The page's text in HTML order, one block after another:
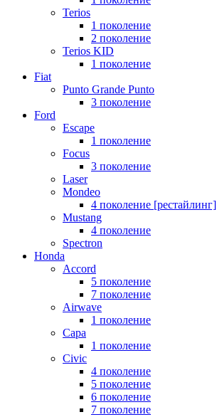
Terios
1 поколение
2 поколение
Terios KID
1 поколение
Fiat
Punto Grande Punto
3 поколение
Ford
Escape
1 поколение
Focus
3 поколение
Laser
Mondeo
4 поколение [рестайлинг]
Mustang
4 поколение
Spectron
Honda
Accord
5 поколение
7 поколение
Airwave
1 поколение
Capa
1 поколение
Civic
4 поколение
5 поколение
6 поколение
7 поколение